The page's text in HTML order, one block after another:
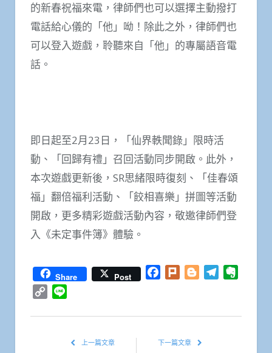
的新春祝福來電，律師們也可以選擇主動撥打
電話給心儀的「他」呦！除此之外，律師們也
可以登入遊戲，聆聽來自「他」的專屬語音電
話。
即日起至2月23日，「仙界軼聞錄」限時活
動、「回歸有禮」召回活動同步開啟。此外，
本次遊戲更新後，SR思緒限時復刻、「佳春頌
福」翻倍福利活動、「餃相喜樂」拼圖等活動
開啟，更多精彩遊戲活動內容，敬邀律師們登
入《未定事件簿》體驗。
Share Post Facebook
Plurk BloggerTelegram
Copy
上一篇文章 下一篇文章